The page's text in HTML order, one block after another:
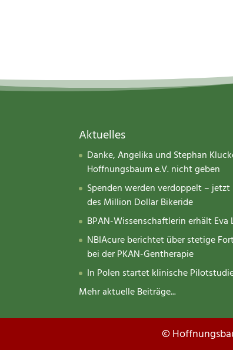
Aktuelles
Danke, Angelika und Stephan
Hoffnungsbaum e.V. nicht geben
Spenden werden verdoppelt – jetzt
des Million Dollar Bikeride
BPAN-Wissenschaftlerin erhält Eva
NBIAcure berichtet über stetige
bei der PKAN-Gentherapie
In Polen startet klinische
Mehr aktuelle Beiträge...
©